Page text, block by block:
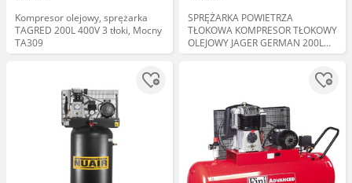
Kompresor olejowy, sprężarka
TAGRED 200L 400V 3 tłoki, Mocny
TA309
SPRĘŻARKA POWIETRZA
TŁOKOWA KOMPRESOR TŁOKOWY
OLEJOWY JAGER GERMAN 200L
8BAR 549L/Min 400V Mocna Rzecz